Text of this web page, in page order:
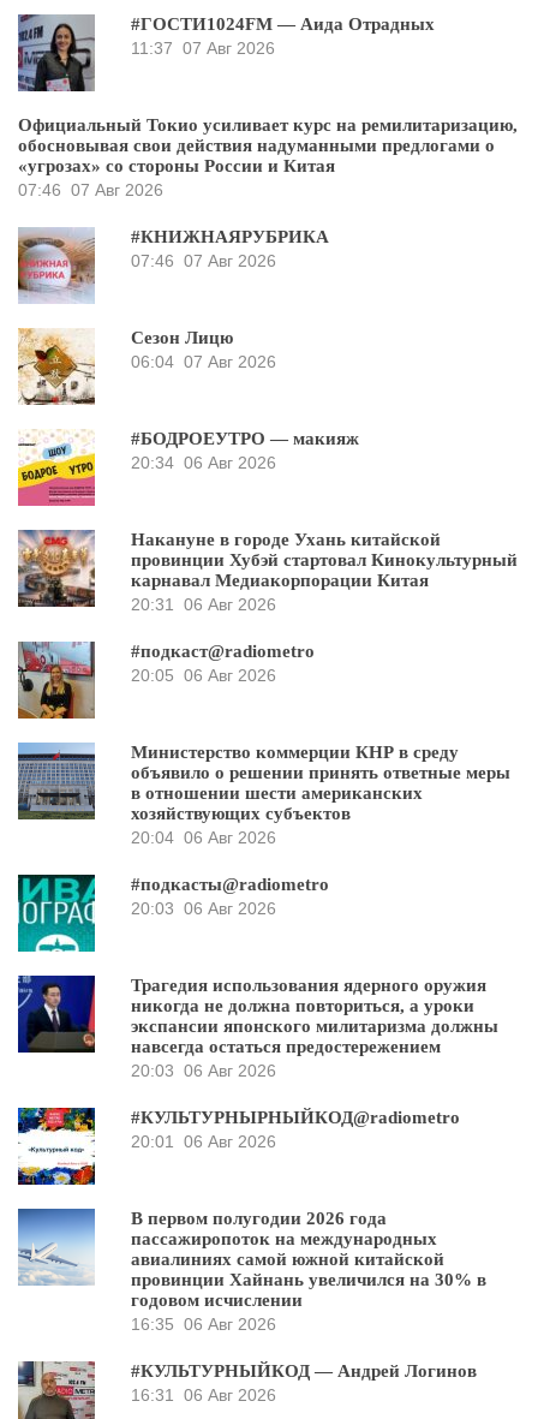
#ГОСТИ1024FM — Аида Отрадных
11:37 07 Авг 2026
Официальный Токио усиливает курс на ремилитаризацию,
обосновывая свои действия надуманными предлогами о
«угрозах» со стороны России и Китая
07:46 07 Авг 2026
#КНИЖНАЯРУБРИКА
07:46 07 Авг 2026
Сезон Лицю
06:04 07 Авг 2026
#БОДРОЕУТРО — макияж
20:34 06 Авг 2026
Накануне в городе Ухань китайской
провинции Хубэй стартовал Кинокультурный
карнавал Медиакорпорации Китая
20:31 06 Авг 2026
#подкаст@radiometro
20:05 06 Авг 2026
Министерство коммерции КНР в среду
объявило о решении принять ответные меры
в отношении шести американских
хозяйствующих субъектов
20:04 06 Авг 2026
#подкасты@radiometro
20:03 06 Авг 2026
Трагедия использования ядерного оружия
никогда не должна повториться, а уроки
экспансии японского милитаризма должны
навсегда остаться предостережением
20:03 06 Авг 2026
#КУЛЬТУРНЫРНЫЙКОД@radiometro
20:01 06 Авг 2026
В первом полугодии 2026 года
пассажиропоток на международных
авиалиниях самой южной китайской
провинции Хайнань увеличился на 30% в
годовом исчислении
16:35 06 Авг 2026
#КУЛЬТУРНЫЙКОД — Андрей Логинов
16:31 06 Авг 2026